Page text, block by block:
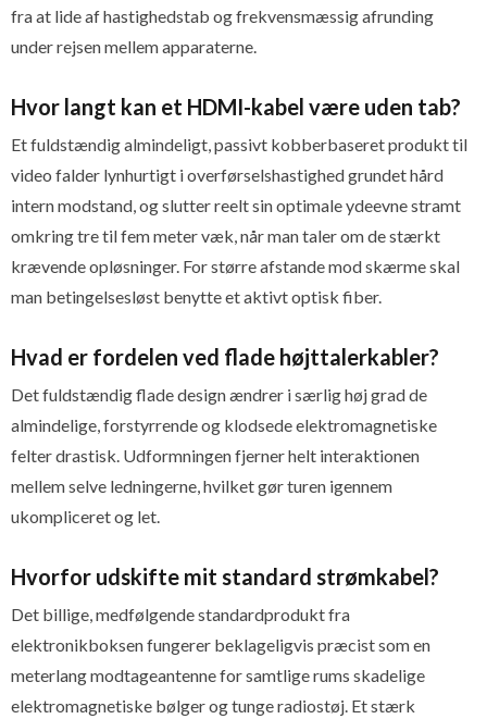
fra at lide af hastighedstab og frekvensmæssig afrunding
under rejsen mellem apparaterne.
Hvor langt kan et HDMI-kabel være uden tab?
Et fuldstændig almindeligt, passivt kobberbaseret produkt til
video falder lynhurtigt i overførselshastighed grundet hård
intern modstand, og slutter reelt sin optimale ydeevne stramt
omkring tre til fem meter væk, når man taler om de stærkt
krævende opløsninger. For større afstande mod skærme skal
man betingelsesløst benytte et aktivt optisk fiber.
Hvad er fordelen ved flade højttalerkabler?
Det fuldstændig flade design ændrer i særlig høj grad de
almindelige, forstyrrende og klodsede elektromagnetiske
felter drastisk. Udformningen fjerner helt interaktionen
mellem selve ledningerne, hvilket gør turen igennem
ukompliceret og let.
Hvorfor udskifte mit standard strømkabel?
Det billige, medfølgende standardprodukt fra
elektronikboksen fungerer beklageligvis præcist som en
meterlang modtageantenne for samtlige rums skadelige
elektromagnetiske bølger og tunge radiostøj. Et stærk